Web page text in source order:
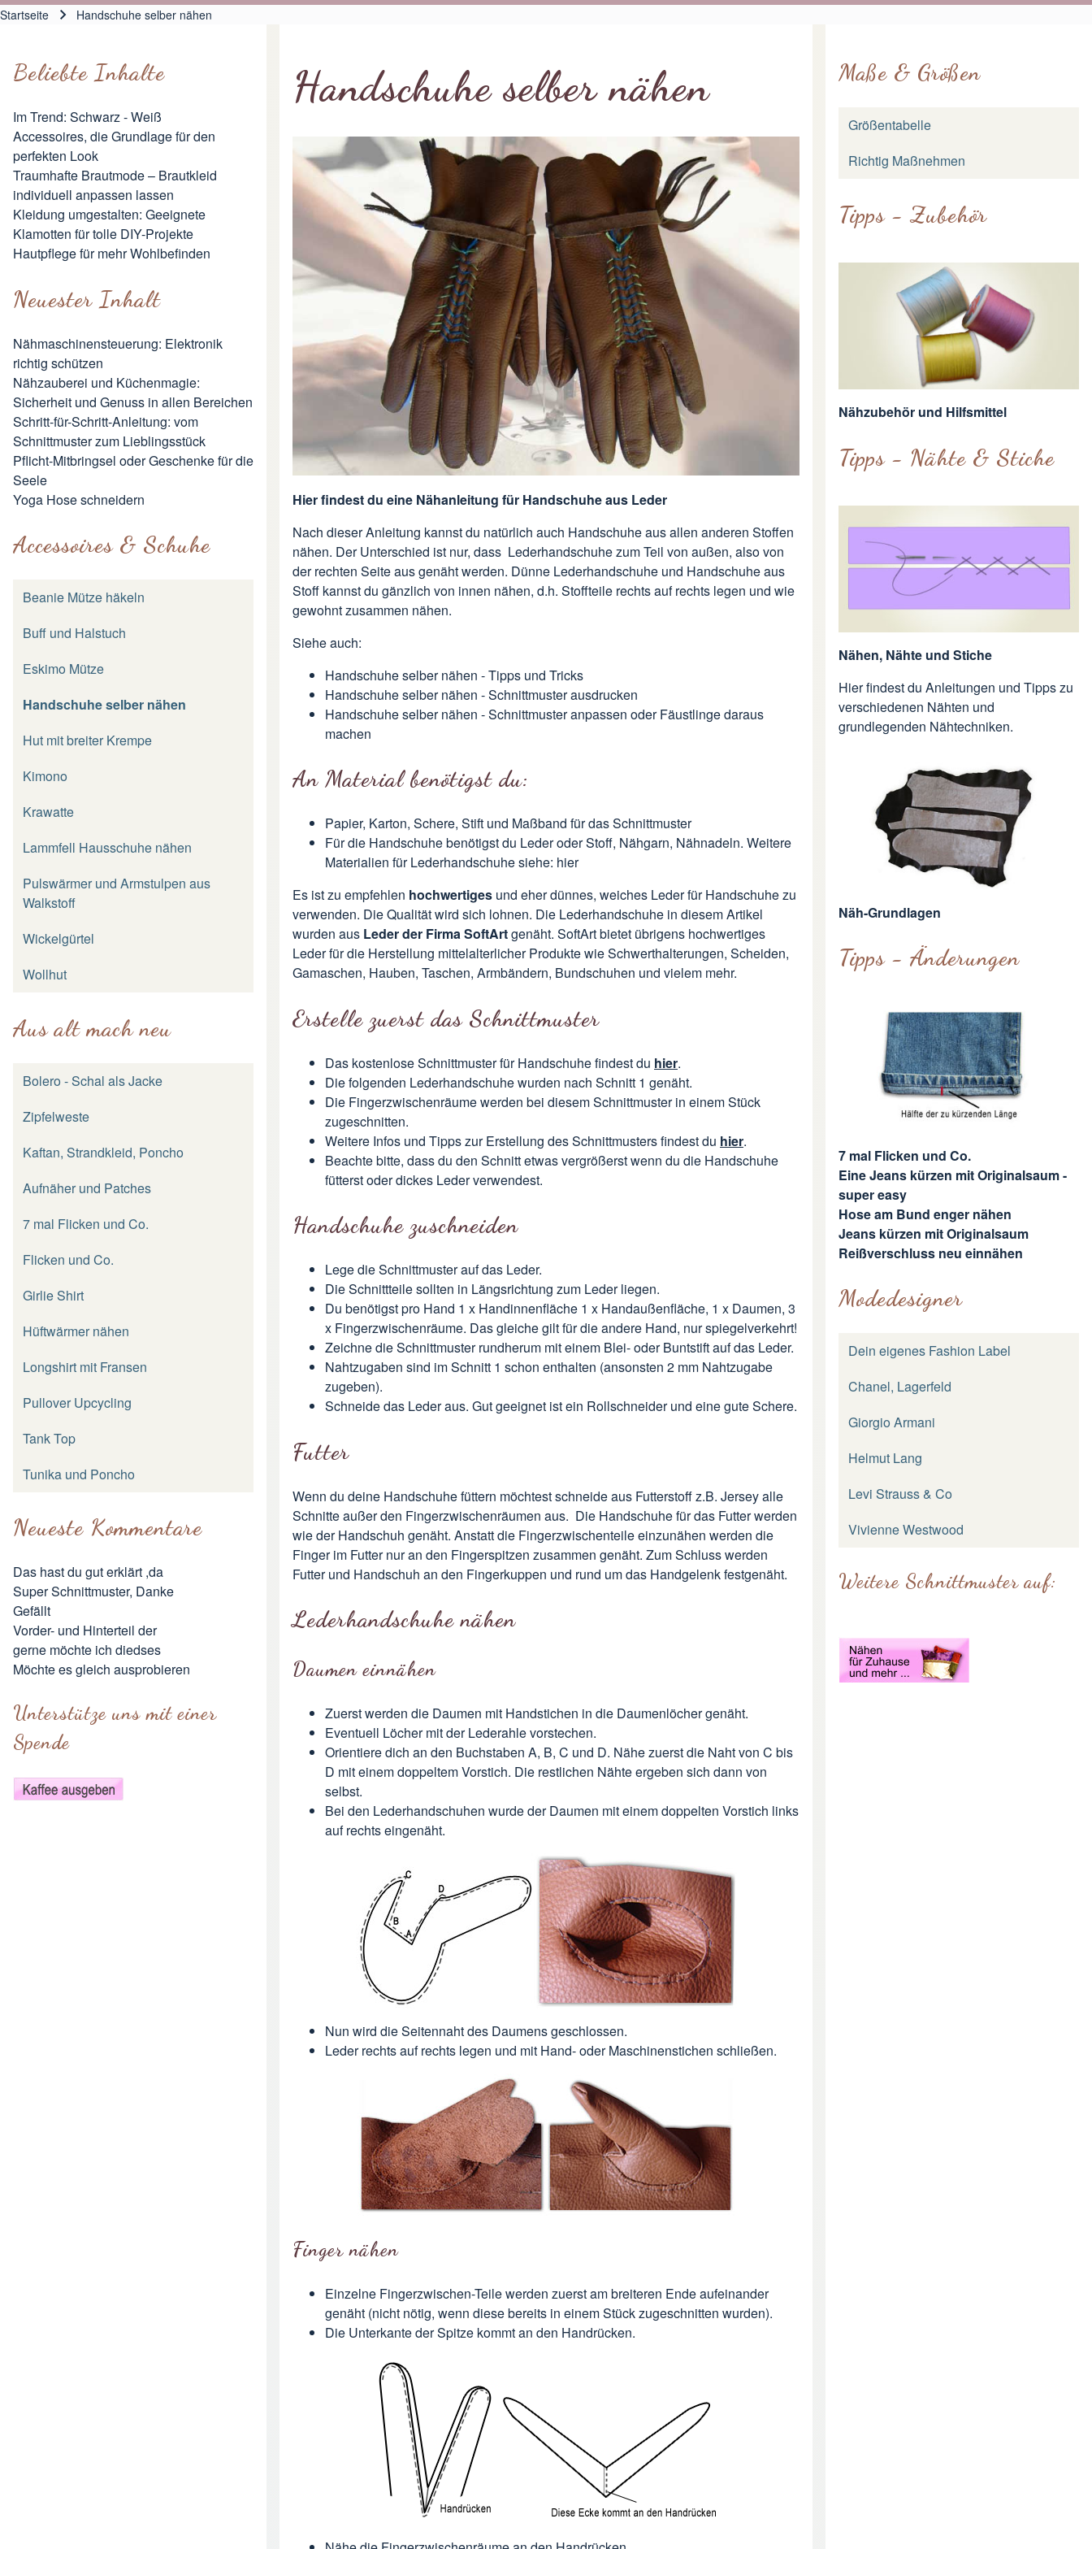
Startseite Handschuhe selber nähen
Beliebte Inhalte
Im Trend: Schwarz - Weiß
Accessoires, die Grundlage für den
perfekten Look
Traumhafte Brautmode – Brautkleid
individuell anpassen lassen
Kleidung umgestalten: Geeignete
Klamotten für tolle DIY-Projekte
Hautpflege für mehr Wohlbefinden
Neuester Inhalt
Nähmaschinensteuerung: Elektronik
richtig schützen
Nähzauberei und Küchenmagie:
Sicherheit und Genuss in allen Bereichen
Schritt-für-Schritt-Anleitung: vom
Schnittmuster zum Lieblingsstück
Pflicht-Mitbringsel oder Geschenke für die
Seele
Yoga Hose schneidern
Accessoires & Schuhe
Beanie Mütze häkeln
Buff und Halstuch
Eskimo Mütze
Handschuhe selber nähen
Hut mit breiter Krempe
Kimono
Krawatte
Lammfell Hausschuhe nähen
Pulswärmer und Armstulpen aus
Walkstoff
Wickelgürtel
Wollhut
Aus alt mach neu
Bolero - Schal als Jacke
Zipfelweste
Kaftan, Strandkleid, Poncho
Aufnäher und Patches
7 mal Flicken und Co.
Flicken und Co.
Girlie Shirt
Hüftwärmer nähen
Longshirt mit Fransen
Pullover Upcycling
Tank Top
Tunika und Poncho
Neueste Kommentare
Das hast du gut erklärt ,da
Super Schnittmuster, Danke
Gefällt
Vorder- und Hinterteil der
gerne möchte ich diedses
Möchte es gleich ausprobieren
Unterstütze uns mit einer
Spende
Handschuhe selber nähen
Hier findest du eine Nähanleitung für Handschuhe aus Leder
Nach dieser Anleitung kannst du natürlich auch Handschuhe aus allen anderen Stoffen
nähen. Der Unterschied ist nur, dass Lederhandschuhe zum Teil von außen, also von
der rechten Seite aus genäht werden. Dünne Lederhandschuhe und Handschuhe aus
Stoff kannst du gänzlich von innen nähen, d.h. Stoffteile rechts auf rechts legen und wie
gewohnt zusammen nähen.
Siehe auch:
Handschuhe selber nähen -Tipps und Tricks
Handschuhe selber nähen -Schnittmuster ausdrucken
Handschuhe selber nähen -Schnittmuster anpassen oder Fäustlinge daraus
machen
An Material benötigst du:
Papier, Karton, Schere, Stift und Maßband für das Schnittmuster
Für die Handschuhe benötigst du Leder oder Stoff, Nähgarn, Nähnadeln. Weitere
Materialien für Lederhandschuhe siehe: hier
Es ist zu empfehlen hochwertiges und eher dünnes, weiches Leder für Handschuhe zu
verwenden. Die Qualität wird sich lohnen. Die Lederhandschuhe in diesem Artikel
wurden aus Leder der Firma SoftArtgenäht. SoftArt bietet übrigens hochwertiges
Leder für die Herstellung mittelalterlicher Produkte wie Schwerthalterungen, Scheiden,
Gamaschen, Hauben, Taschen, Armbändern, Bundschuhen und vielem mehr.
Erstelle zuerst das Schnittmuster
Das kostenlose Schnittmuster für Handschuhe findest du hier.
Die folgenden Lederhandschuhe wurden nach Schnitt 1 genäht.
Die Fingerzwischenräume werden bei diesem Schnittmuster in einem Stück
zugeschnitten.
Weitere Infos und Tipps zur Erstellung des Schnittmusters findest du hier.
Beachte bitte, dass du den Schnitt etwas vergrößerst wenn du die Handschuhe
fütterst oder dickes Leder verwendest.
Handschuhe zuschneiden
Lege die Schnittmuster auf das Leder.
Die Schnittteile sollten in Längsrichtung zum Leder liegen.
Du benötigst pro Hand 1 x Handinnenfläche 1 x Handaußenfläche, 1 x Daumen, 3
x Fingerzwischenräume. Das gleiche gilt für die andere Hand, nur spiegelverkehrt!
Zeichne die Schnittmuster rundherum mit einem Blei- oder Buntstift auf das Leder.
Nahtzugaben sind im Schnitt 1 schon enthalten (ansonsten 2 mm Nahtzugabe
zugeben).
Schneide das Leder aus. Gut geeignet ist ein Rollschneider und eine gute Schere.
Futter
Wenn du deine Handschuhe füttern möchtest schneide aus Futterstoff z.B. Jersey alle
Schnitte außer den Fingerzwischenräumen aus. Die Handschuhe für das Futter werden
wie der Handschuh genäht. Anstatt die Fingerzwischenteile einzunähen werden die
Finger im Futter nur an den Fingerspitzen zusammen genäht. Zum Schluss werden
Futter und Handschuh an den Fingerkuppen und rund um das Handgelenk festgenäht.
Lederhandschuhe nähen
Daumen einnähen
Zuerst werden die Daumen mit Handstichen in die Daumenlöcher genäht.
Eventuell Löcher mit der Lederahle vorstechen.
Orientiere dich an den Buchstaben A, B, C und D. Nähe zuerst die Naht von C bis
D mit einem doppeltem Vorstich. Die restlichen Nähte ergeben sich dann von
selbst.
Bei den Lederhandschuhen wurde der Daumen mit einem doppelten Vorstich links
auf rechts eingenäht.
Nun wird die Seitennaht des Daumens geschlossen.
Leder rechts auf rechts legen und mit Hand- oder Maschinenstichen schließen.
Finger nähen
Einzelne Fingerzwischen-Teile werden zuerst am breiteren Ende aufeinander
genäht (nicht nötig, wenn diese bereits in einem Stück zugeschnitten wurden).
Die Unterkante der Spitze kommt an den Handrücken.
Maße & Größen
Größentabelle
Richtig Maßnehmen
Tipps - Zubehör
Nähzubehör und Hilfsmittel
Tipps - Nähte & Stiche
Nähen, Nähte und Stiche
Hier findest du Anleitungen und Tipps zu
verschiedenen Nähten und
grundlegenden Nähtechniken.
Näh-Grundlagen
Tipps - Änderungen
7 mal Flicken und Co.
Eine Jeans kürzen mit Originalsaum -
super easy
Hose am Bund enger nähen
Jeans kürzen mit Originalsaum
Reißverschluss neu einnähen
Modedesigner
Dein eigenes Fashion Label
Chanel, Lagerfeld
Giorgio Armani
Helmut Lang
Levi Strauss & Co
Vivienne Westwood
Weitere Schnittmuster auf: